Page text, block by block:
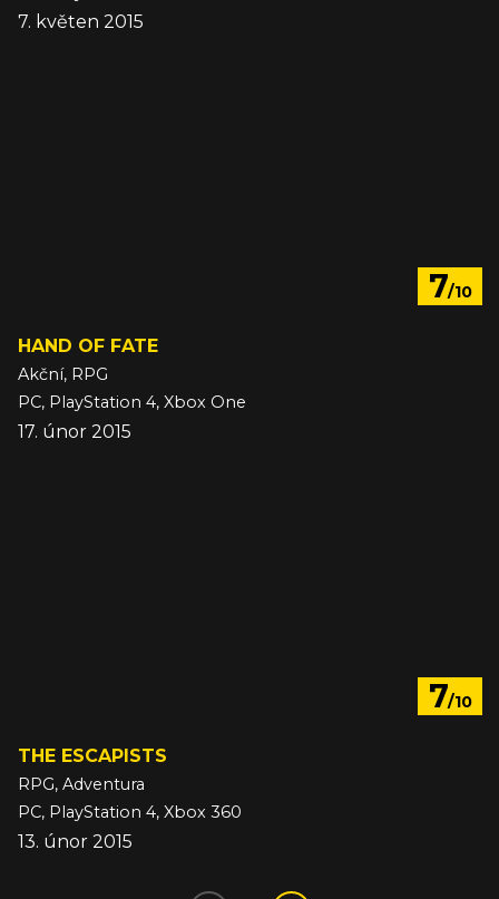
7. květen 2015
7/10
HAND OF FATE
Akční, RPG
PC, PlayStation 4, Xbox One
17. únor 2015
7/10
THE ESCAPISTS
RPG, Adventura
PC, PlayStation 4, Xbox 360
13. únor 2015